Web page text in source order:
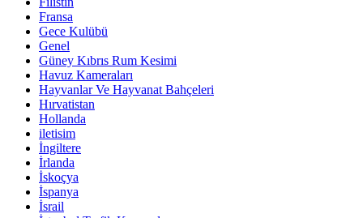
Fransa
Gece Kulübü
Genel
Güney Kıbrıs Rum Kesimi
Havuz Kameraları
Hayvanlar Ve Hayvanat Bahçeleri
Hırvatistan
Hollanda
iletisim
İngiltere
İrlanda
İskoçya
İspanya
İsrail